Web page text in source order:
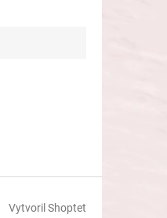
Vytvoril Shoptet